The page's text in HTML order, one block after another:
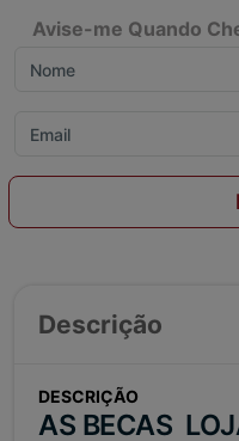
Avise-me Quando
Descrição
DESCRIÇÃO
AS BECAS